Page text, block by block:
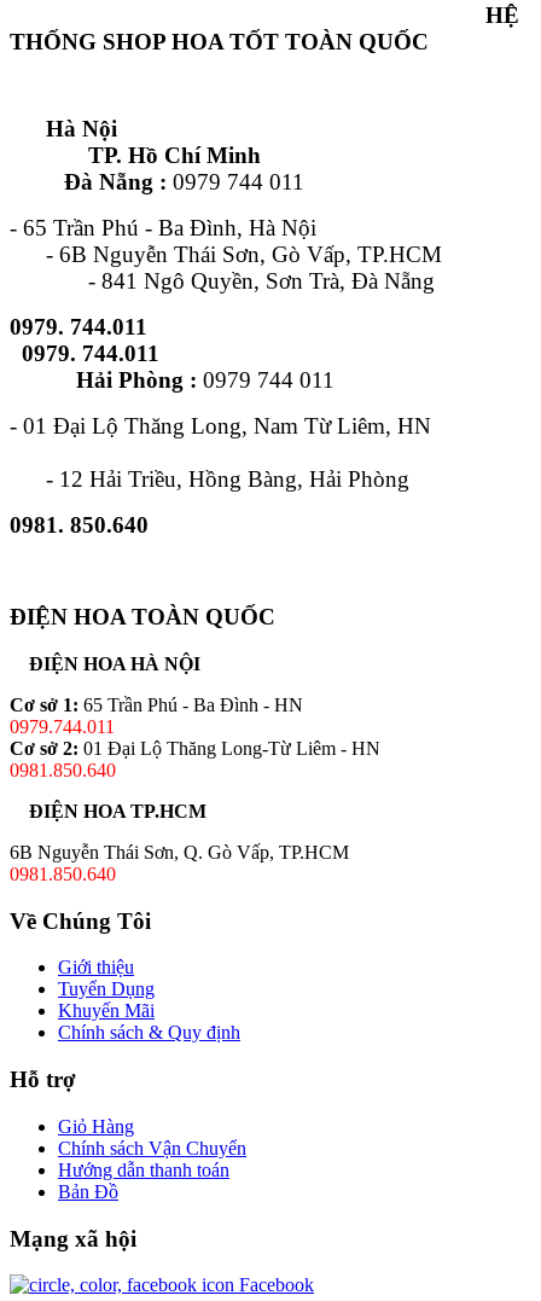
HỆ
THỐNG SHOP HOA TỐT TOÀN QUỐC
Hà Nội
TP. Hồ Chí Minh
Đà Nẵng : 0979 744 011
- 65 Trần Phú - Ba Đình, Hà Nội
- 6B Nguyễn Thái Sơn, Gò Vấp, TP.HCM
- 841 Ngô Quyền, Sơn Trà, Đà Nẵng
0979. 744.011
0979. 744.011
Hải Phòng : 0979 744 011
- 01 Đại Lộ Thăng Long, Nam Từ Liêm, HN
- 12 Hải Triều, Hồng Bàng, Hải Phòng
0981. 850.640
ĐIỆN HOA TOÀN QUỐC
ĐIỆN HOA HÀ NỘI
Cơ sở 1: 65 Trần Phú - Ba Đình - HN
0979.744.011
Cơ sở 2: 01 Đại Lộ Thăng Long-Từ Liêm - HN
0981.850.640
ĐIỆN HOA TP.HCM
6B Nguyễn Thái Sơn, Q. Gò Vấp, TP.HCM
0981.850.640
Về Chúng Tôi
Giới thiệu
Tuyển Dụng
Khuyến Mãi
Chính sách & Quy định
Hỗ trợ
Giỏ Hàng
Chính sách Vận Chuyển
Hướng dẫn thanh toán
Bản Đồ
Mạng xã hội
Facebook